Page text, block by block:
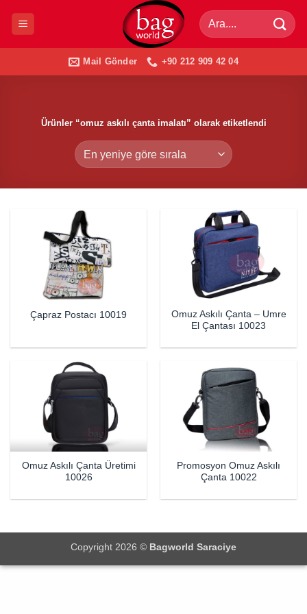
Ara:
Mail Gönder +90 212 909 42 04
Ürünler “omuz askılı çanta imalatı” olarak etiketlendi
Çapraz Postacı 10019
Omuz Askılı Çanta – Umre
El Çantası 10023
Omuz Askılı Çanta Üretimi
10026
Promosyon Omuz Askılı
Çanta 10022
Copyright 2026 © Bagworld Saraciye